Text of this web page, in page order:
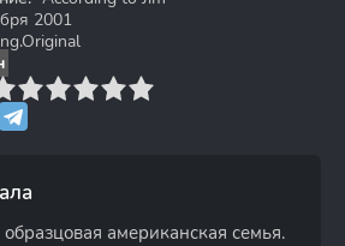
2001
10
американская семья.